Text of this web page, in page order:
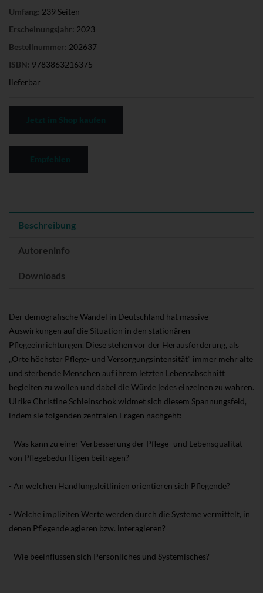
Umfang: 239 Seiten
Erscheinungsjahr: 2023
Bestellnummer: 202637
ISBN: 9783863216375
lieferbar
Beschreibung
Autoreninfo
Downloads
Der demografische Wandel in Deutschland hat massive
Auswirkungen auf die Situation in den stationären
Pflegeeinrichtungen. Diese stehen vor der Herausforderung, als
„Orte höchster Pflege- und Versorgungsintensität“ immer mehr alte
und sterbende Menschen auf ihrem letzten Lebensabschnitt
begleiten zu wollen und dabei die Würde jedes einzelnen zu wahren.
Ulrike Christine Schleinschok widmet sich diesem Spannungsfeld,
indem sie folgenden zentralen Fragen nachgeht:
- Was kann zu einer Verbesserung der Pflege- und Lebensqualität
von Pflegebedürftigen beitragen?
- An welchen Handlungsleitlinien orientieren sich Pflegende?
- Welche impliziten Werte werden durch die Systeme vermittelt, in
denen Pflegende agieren bzw. interagieren?
- Wie beeinflussen sich Persönliches und Systemisches?